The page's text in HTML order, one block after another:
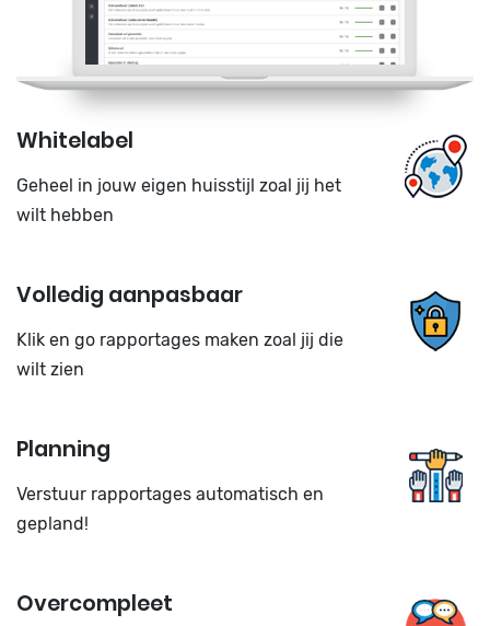
Whitelabel
Geheel in jouw eigen huisstijl zoal jij het
wilt hebben
Volledig aanpasbaar
Klik en go rapportages maken zoal jij die
wilt zien
Planning
Verstuur rapportages automatisch en
gepland!
Overcompleet